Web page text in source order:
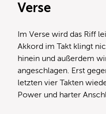
Verse
Im Verse wird das Riff
Akkord im Takt klingt
hinein und außerdem
angeschlagen. Erst
letzten vier Takten
Power und harter